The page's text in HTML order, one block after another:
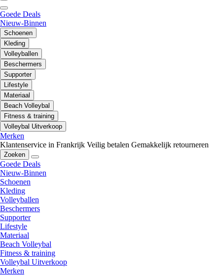
Goede Deals
Nieuw-Binnen
Schoenen
Kleding
Volleyballen
Beschermers
Supporter
Lifestyle
Materiaal
Beach Volleybal
Fitness & training
Volleybal Uitverkoop
Merken
Klantenservice in Frankrijk Veilig betalen Gemakkelijk retourneren
Zoeken
Goede Deals
Nieuw-Binnen
Schoenen
Kleding
Volleyballen
Beschermers
Supporter
Lifestyle
Materiaal
Beach Volleybal
Fitness & training
Volleybal Uitverkoop
Merken